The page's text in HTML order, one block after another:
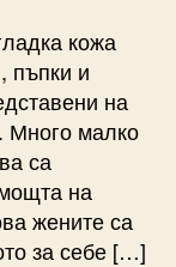
кожа
пъпки и
на
Много малко
са
на
жените са
за себе […]